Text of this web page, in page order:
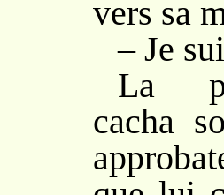
vers sa
– Je
La
cacha